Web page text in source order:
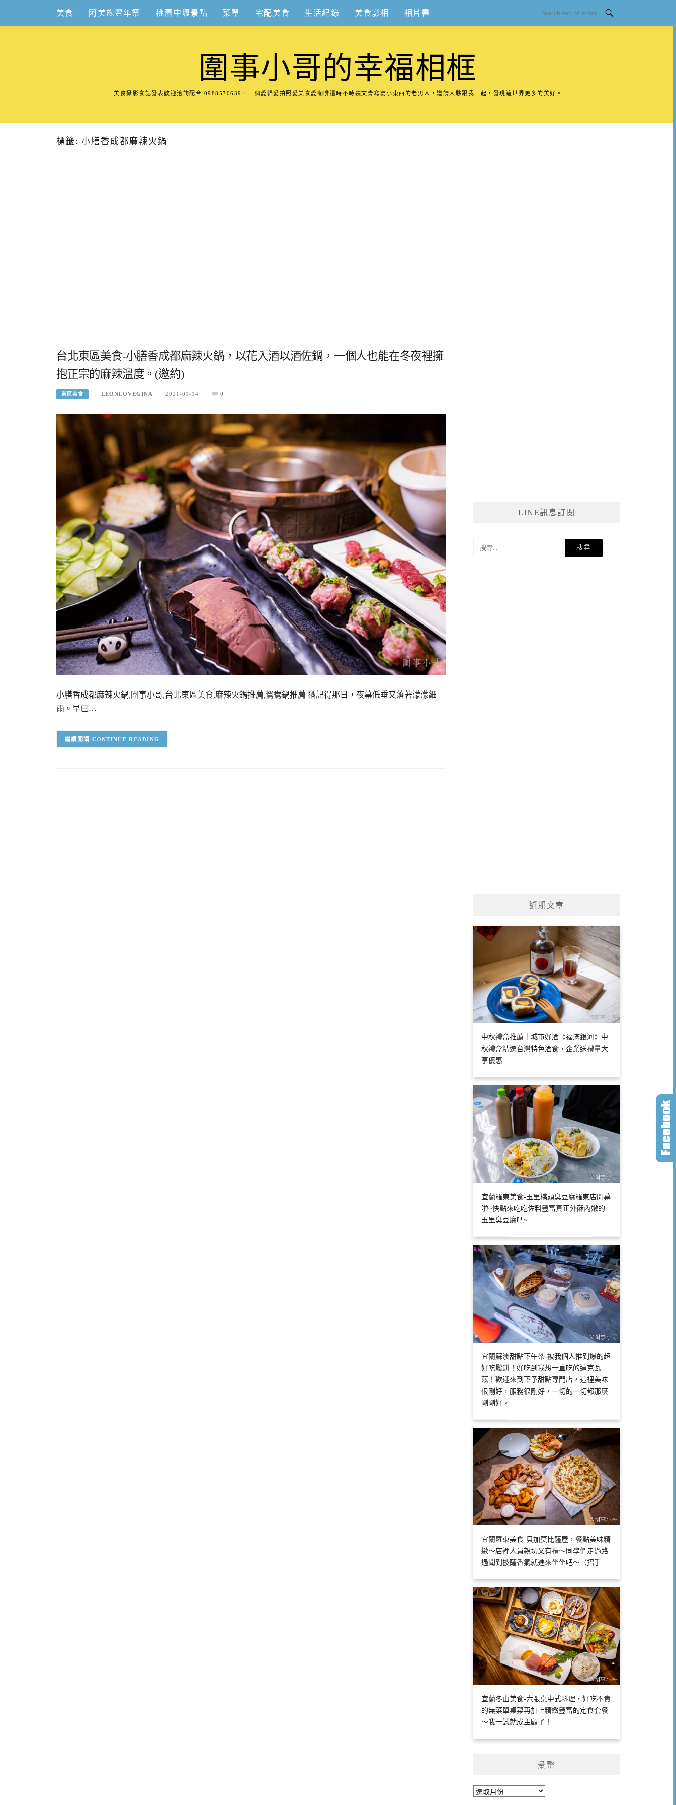
content
美食 阿美族豐年祭 桃園中壢景點 菜單 宅配美食 生活紀錄 美食影相 相片書
圍事小哥的幸福相框
美食攝影食記發表歡迎洽詢配合:0988570639。一個愛貓愛拍照愛美食愛咖啡還時不時裝文青寫寫小東西的老男人，邀請大夥跟我一起，發現這世界更多的美好。
標籤: 小膳香成都麻辣火鍋
台北東區美食-小膳香成都麻辣火鍋，以花入酒以酒佐鍋，一個人也能在冬夜裡擁
抱正宗的麻辣溫度。(邀約)
東區美食 LEONLOVEGINA 2021-01-14 0
小膳香成都麻辣火鍋,圍事小哥,台北東區美食,麻辣火鍋推薦,鴛鴦鍋推薦 猶記得那日，夜幕低垂又落著濛濛細
雨。早已…
CONTINUE READING
LINE訊息訂閱
近期文章
中秋禮盒推薦｜城市好酒《福滿銀河》中
秋禮盒精選台灣特色酒食，企業送禮量大
享優惠
宜蘭羅東美食-玉里橋頭臭豆腐羅東店開幕
啦~快點來吃吃佐料豐富真正外酥內嫩的
玉里臭豆腐吧~
宜蘭蘇澳甜點下午茶-被我個人推到爆的超
好吃鬆餅！好吃到我想一直吃的達克瓦
茲！歡迎來到下予甜點專門店，這裡美味
很剛好，服務很剛好，一切的一切都那麼
剛剛好。
宜蘭羅東美食-貝加莫比薩屋，餐點美味精
緻～店裡人員親切又有禮～同學們走過路
過聞到披薩香氣就進來坐坐吧～（招手
宜蘭冬山美食-六張桌中式料理，好吃不貴
的無菜單桌菜再加上精緻豐富的定食套餐
～我一試就成主顧了！
彙整
彙